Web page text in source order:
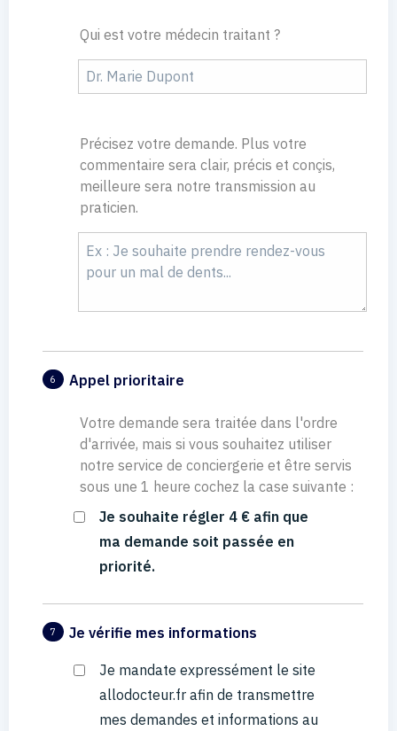
Qui est votre médecin traitant ?
Précisez votre demande. Plus votre
commentaire sera clair, précis et conçis,
meilleure sera notre transmission au
praticien.
6 Appel prioritaire
Votre demande sera traitée dans l'ordre
d'arrivée, mais si vous souhaitez utiliser
notre service de conciergerie et être servis
sous une 1 heure cochez la case suivante :
Je souhaite régler 4 € afin que
ma demande soit passée en
priorité.
7 Je vérifie mes informations
Je mandate expressément le site
allodocteur.fr afin de transmettre
mes demandes et informations au